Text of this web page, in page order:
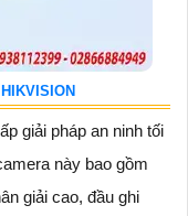
giải pháp an ninh tối
này bao gồm
giải cao, đầu ghi